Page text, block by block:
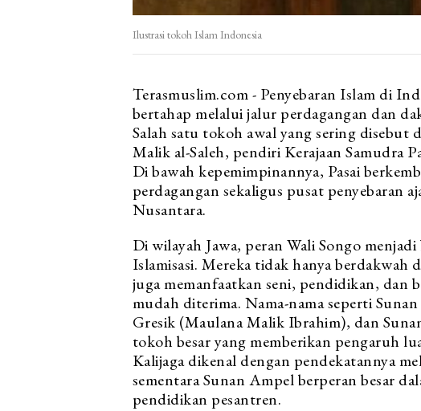
Ilustrasi tokoh Islam Indonesia
Terasmuslim.com - Penyebaran Islam di
bertahap melalui jalur perdagangan dan
Salah satu tokoh awal yang sering disebut
Malik al-Saleh, pendiri Kerajaan Samudra
Di bawah kepemimpinannya, Pasai
perdagangan sekaligus pusat penyebaran
Nusantara.
Di wilayah Jawa, peran Wali Songo
Islamisasi. Mereka tidak hanya berdakwah
juga memanfaatkan seni, pendidikan, dan
mudah diterima. Nama-nama seperti
Gresik (Maulana Malik Ibrahim), dan
tokoh besar yang memberikan pengaruh
Kalijaga dikenal dengan pendekatannya
sementara Sunan Ampel berperan besar
pendidikan pesantren.